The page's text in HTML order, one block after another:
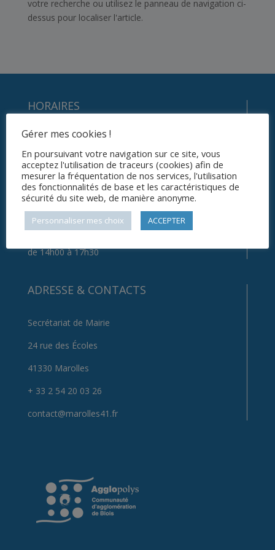
votre recherche ou utilisez le panneau de navigation ci-
dessus pour localiser l'article.
HORAIRES
Le lundi
de 14h00 à 18h30
Le mercredi
Et le vendredi
de 14h00 à 17h30
ADRESSE & CONTACTS
Secrétariat de Mairie
24 rue des Écoles
41330 Marolles
+ 33 2 54 20 03 26
contact@marolles41.fr
Gérer mes cookies !
En poursuivant votre navigation sur ce site, vous
acceptez l'utilisation de traceurs (cookies) afin de
mesurer la fréquentation de nos services, l'utilisation
des fonctionnalités de base et les caractéristiques de
sécurité du site web, de manière anonyme.
Personnaliser mes choix ACCEPTER